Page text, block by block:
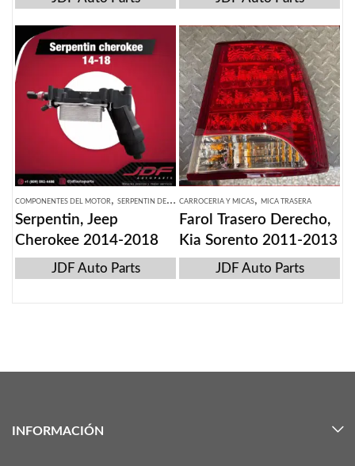
COMPONENTES DEL MOTOR, SERPENTIN DE MOTOR
Serpentin, Jeep
Cherokee 2014-2018
JDF Auto Parts
CARROCERIA Y MICAS, MICA TRASERA
Farol Trasero Derecho,
Kia Sorento 2011-2013
JDF Auto Parts
INFORMACIÓN